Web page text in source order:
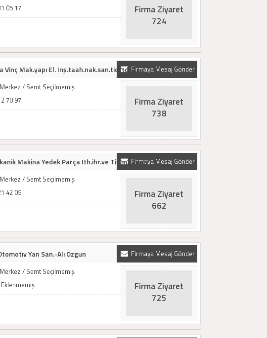
05 17
Firma Ziyaret
724
Firmaya Mesaj Gönder
Vinç Mak.yapı El. Inş.taah.nak.san.tic.ltd.şti
/ Semt Seçilmemiş
70 97
Firma Ziyaret
738
Firmaya Mesaj Gönder
Makina Yedek Parça Ith.ihr.ve Tic.m.çimen
/ Semt Seçilmemiş
42 05
Firma Ziyaret
662
Firmaya Mesaj Gönder
Yan San.-Alı Ozgun
/ Semt Seçilmemiş
Firma Ziyaret
725